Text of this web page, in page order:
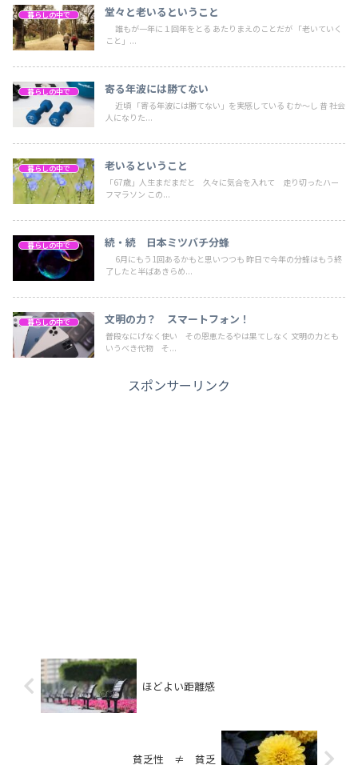
暮らしの中で 堂々と老いるということ
誰もが一年に１回年をとる あたりまえのことだが 「老いていく
こと」...
暮らしの中で 寄る年波には勝てない
近頃 「寄る年波には勝てない」を実感している むか～し 昔 社会
人になりた...
暮らしの中で 老いるということ
「67歳」人生まだまだと 久々に気合を入れて 走り切ったハー
フマラソン この...
暮らしの中で 続・続 日本ミツバチ分蜂
6月にもう1回あるかもと思いつつも 昨日で今年の分蜂はもう終
了したと半ばあきらめ...
暮らしの中で 文明の力？ スマートフォン！
普段なにげなく使い その恩恵たるやは果てしなく 文明の力とも
いうべき代物 そ...
スポンサーリンク
ほどよい距離感
貧乏性 ≠ 貧乏